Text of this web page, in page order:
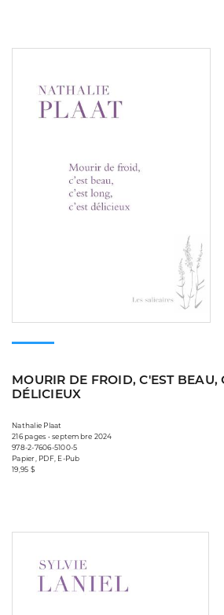
MOURIR DE FROID, C'EST BEAU,
DÉLICIEUX
Nathalie Plaat
216 pages • septembre 2024
978-2-7606-5100-5
Papier, PDF, E-Pub
19,95 $